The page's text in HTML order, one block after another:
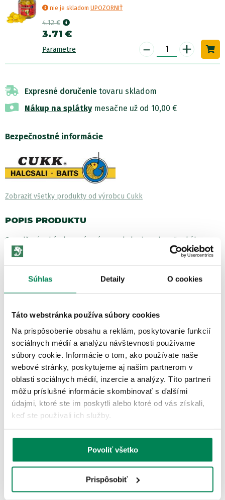
Súhlas Detaily O cookies
Táto webstránka používa súbory cookies
Na prispôsobenie obsahu a reklám, poskytovanie funkcií
sociálnych médií a analýzu návštevnosti používame
súbory cookie. Informácie o tom, ako používate naše
webové stránky, poskytujeme aj našim partnerom v
oblasti sociálnych médií, inzercie a analýzy. Títo partneri
môžu príslušné informácie skombinovať s ďalšími
údajmi, ktoré ste im poskytli alebo ktoré od vás získali,
keď ste používali ich služby.
Povoliť všetko
Prispôsobiť
nie je skladom UPOZORNIŤ
4.12 €
3.71 €
Parametre - +
Expresné doručenie tovaru skladom
Nákup na splátkymesačne už od 10,00 €
Bezpečnostné informácie
Zobraziť všetky produkty od výrobcu Cukk
POPIS PRODUKTU
Osvedčená rybárska zaváraná mega kukurica od maďarského
výrobcu fy Cukk. Veľkosť týchto celých obrovských zŕn je 20-
25mm. Sú lahôdkou pre...
Zobraziť viac
ZNAČKY
Cukk Nástraha Puffi 30g
/ u vás už 10.08.
OD 2.40 €